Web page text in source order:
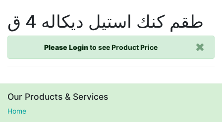
طقم كنك استيل ديكاله 4 ق
Please Loginto see Product Price
Our Products & Services
Home